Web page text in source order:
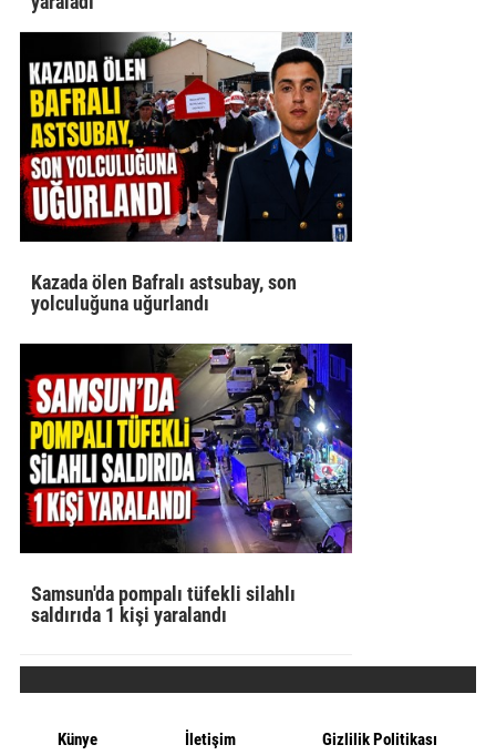
Kazada ölen Bafralı astsubay, son
yolculuğuna uğurlandı
Samsun'da pompalı tüfekli silahlı
saldırıda 1 kişi yaralandı
Künye İletişim Gizlilik Politikası